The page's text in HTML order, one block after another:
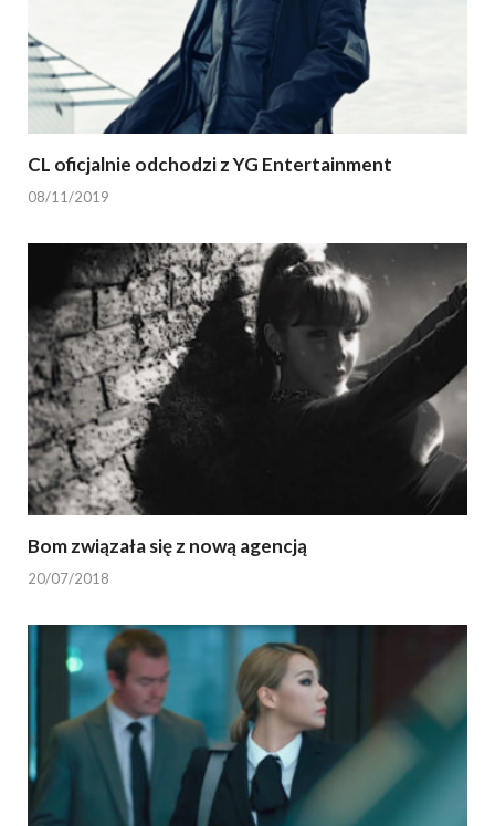
CL oficjalnie odchodzi z YG Entertainment
08/11/2019
Bom związała się z nową agencją
20/07/2018